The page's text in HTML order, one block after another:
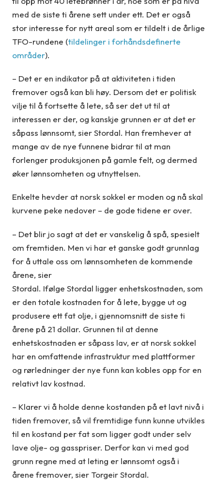
med de siste ti årene sett under ett. Det er også
stor interesse for nytt areal som er tildelt i de årlige
TFO-rundene (tildelinger i forhåndsdefinerte
områder).
– Det er en indikator på at aktiviteten i tiden
fremover også kan bli høy. Dersom det er politisk
vilje til å fortsette å lete, så ser det ut til at
interessen er der, og kanskje grunnen er at det er
såpass lønnsomt, sier Stordal. Han fremhever at
mange av de nye funnene bidrar til at man
forlenger produksjonen på gamle felt, og dermed
øker lønnsomheten og utnyttelsen.
Enkelte hevder at norsk sokkel er moden og nå skal
kurvene peke nedover – de gode tidene er over.
– Det blir jo sagt at det er vanskelig å spå, spesielt
om fremtiden. Men vi har et ganske godt grunnlag
for å uttale oss om lønnsomheten de kommende
årene, sier
Stordal. Ifølge Stordal ligger enhetskostnaden, som
er den totale kostnaden for å lete, bygge ut og
produsere ett fat olje, i gjennomsnitt de siste ti
årene på 21 dollar. Grunnen til at denne
enhetskostnaden er såpass lav, er at norsk sokkel
har en omfattende infrastruktur med plattformer
og rørledninger der nye funn kan kobles opp for en
relativt lav kostnad.
– Klarer vi å holde denne kostanden på et lavt nivå i
tiden fremover, så vil fremtidige funn kunne utvikles
til en kostand per fat som ligger godt under selv
lave olje- og gasspriser. Derfor kan vi med god
grunn regne med at leting er lønnsomt også i
årene fremover, sier Torgeir Stordal.